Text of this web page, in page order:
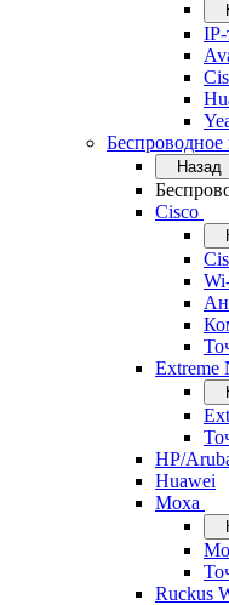
Назад
Cisco
Extreme
HP/
Huawei
Moxa
Ruckus